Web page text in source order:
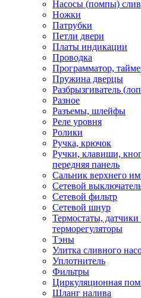
Насосы (помпы)
Ножки
Патрубки
Петли двери
Платы индикации
Проводка
Программатор,
Пружина дверцы
Разбрызгиватель
Разное
Разъемы, шлейфы
Реле уровня
Ролики
Ручка, крючок
Ручки, клавиши,
передняя панель
Сальник верхнего
Сетевой
Сетевой фильтр
Сетевой шнур
Термостаты,
терморегуляторы
Тэны
Улитка сливного
Уплотнитель
Фильтры
Циркуляционная
Шланг налива